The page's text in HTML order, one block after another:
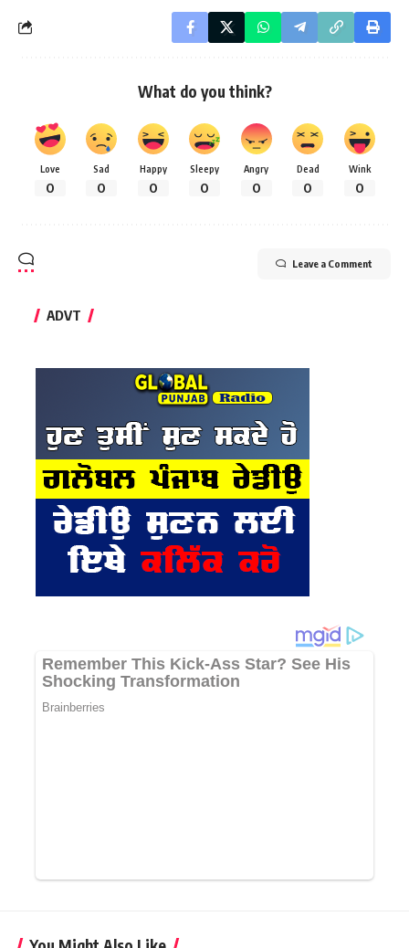
What do you think?
Love
0
Sad
0
Happy
0
Sleepy
0
Angry
0
Dead
0
Wink
0
Leave a Comment
ADVT